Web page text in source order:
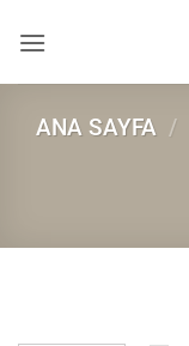
atla
ANA SAYFA /